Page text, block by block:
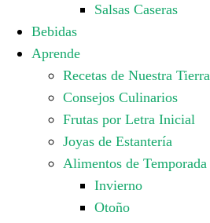
Salsas Caseras
Bebidas
Aprende
Recetas de Nuestra Tierra
Consejos Culinarios
Frutas por Letra Inicial
Joyas de Estantería
Alimentos de Temporada
Invierno
Otoño